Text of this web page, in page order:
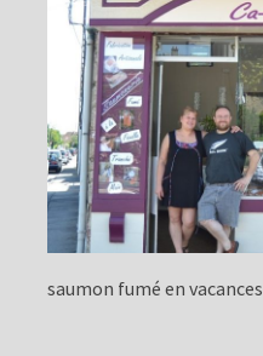
saumon fumé en vacances